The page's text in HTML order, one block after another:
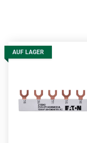
AUF LAGER